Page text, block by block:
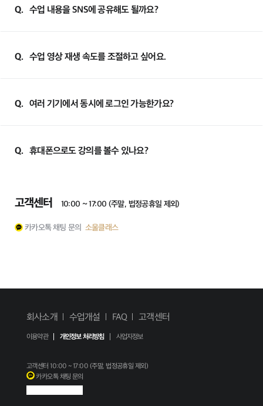
Q. 수업 내용을 SNS에 공유해도 될까요?
Q. 수업 영상 재생 속도를 조절하고 싶어요.
Q. 여러 기기에서 동시에 로그인 가능한가요?
Q. 휴대폰으로도 강의를 볼수 있나요?
고객센터 10:00 ~ 17:00 (주말, 법정공휴일 제외)
카카오톡 채팅 문의 소울클래스
회사소개 수업개설 FAQ 고객센터
이용약관 개인정보 처리방침 사업자정보
고객센터10:00 ~ 17:00 (주말, 법정공휴일 제외)
카카오톡 채팅 문의